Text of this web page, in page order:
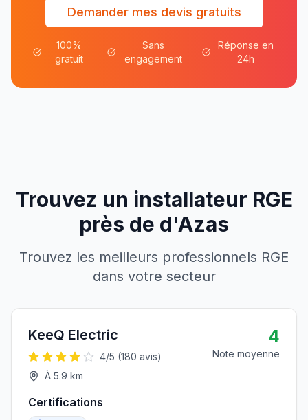
Demander mes devis gratuits
100%
gratuit
Sans
engagement
Réponse en
24h
Trouvez un installateur RGE
près de d'Azas
Trouvez les meilleurs professionnels RGE
dans votre secteur
KeeQ Electric
4/5 (180 avis)
À 5.9 km
4
Note moyenne
Certifications